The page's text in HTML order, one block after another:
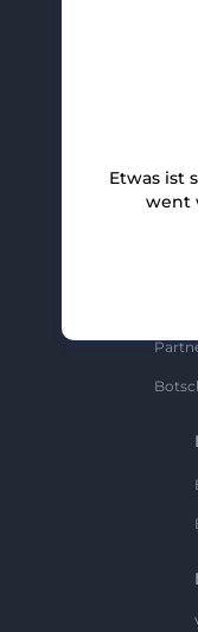
Etwas ist
went